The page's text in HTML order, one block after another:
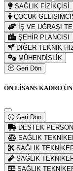
SAĞLIK FİZİKÇİSİ
ÇOCUK
İŞ VE UĞRAŞI
ŞEHİR PLANCISI
DİĞER TEKNİK
MÜHENDİSLİK
Geri Dön
ÖN LİSANS KADRO
Geri Dön
DESTEK
SAĞLIK
SAĞLIK
SAĞLIK
SAĞLIK